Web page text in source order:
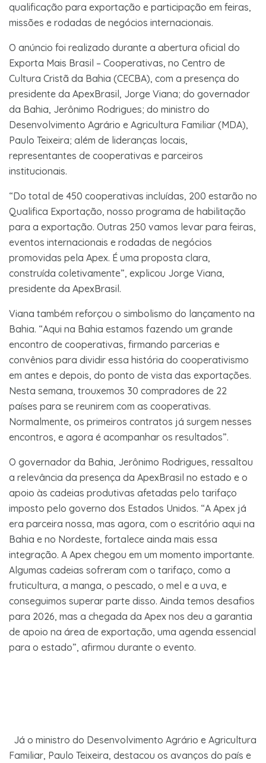
qualificação para exportação e participação em feiras,
missões e rodadas de negócios internacionais.
O anúncio foi realizado durante a abertura oficial do
Exporta Mais Brasil – Cooperativas, no Centro de
Cultura Cristã da Bahia (CECBA), com a presença do
presidente da ApexBrasil, Jorge Viana; do governador
da Bahia, Jerônimo Rodrigues; do ministro do
Desenvolvimento Agrário e Agricultura Familiar (MDA),
Paulo Teixeira; além de lideranças locais,
representantes de cooperativas e parceiros
institucionais.
“Do total de 450 cooperativas incluídas, 200 estarão no
Qualifica Exportação, nosso programa de habilitação
para a exportação. Outras 250 vamos levar para feiras,
eventos internacionais e rodadas de negócios
promovidas pela Apex. É uma proposta clara,
construída coletivamente”, explicou Jorge Viana,
presidente da ApexBrasil.
Viana também reforçou o simbolismo do lançamento na
Bahia. “Aqui na Bahia estamos fazendo um grande
encontro de cooperativas, firmando parcerias e
convênios para dividir essa história do cooperativismo
em antes e depois, do ponto de vista das exportações.
Nesta semana, trouxemos 30 compradores de 22
países para se reunirem com as cooperativas.
Normalmente, os primeiros contratos já surgem nesses
encontros, e agora é acompanhar os resultados”.
O governador da Bahia, Jerônimo Rodrigues, ressaltou
a relevância da presença da ApexBrasil no estado e o
apoio às cadeias produtivas afetadas pelo tarifaço
imposto pelo governo dos Estados Unidos. “A Apex já
era parceira nossa, mas agora, com o escritório aqui na
Bahia e no Nordeste, fortalece ainda mais essa
integração. A Apex chegou em um momento importante.
Algumas cadeias sofreram com o tarifaço, como a
fruticultura, a manga, o pescado, o mel e a uva, e
conseguimos superar parte disso. Ainda temos desafios
para 2026, mas a chegada da Apex nos deu a garantia
de apoio na área de exportação, uma agenda essencial
para o estado”, afirmou durante o evento.
Já o ministro do Desenvolvimento Agrário e Agricultura
Familiar, Paulo Teixeira, destacou os avanços do país e